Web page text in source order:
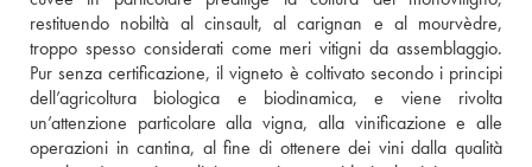
restituendo nobiltà al cinsault, al carignan e al mourvèdre,
troppo spesso considerati come meri vitigni da assemblaggio.
Pur senza certificazione, il vigneto è coltivato secondo i principi
dell’agricoltura biologica e biodinamica, e viene rivolta
un’attenzione particolare alla vigna, alla vinificazione e alle
operazioni in cantina, al fine di ottenere dei vini dalla qualità